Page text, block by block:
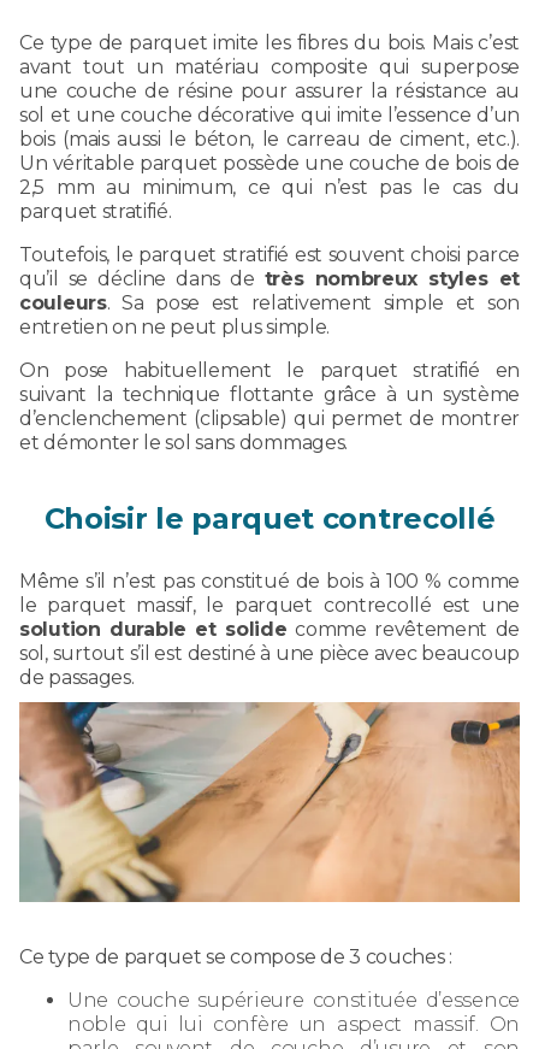
Ce type de parquet imite les fibres du bois. Mais c’est
avant tout un matériau composite qui superpose
une couche de résine pour assurer la résistance au
sol et une couche décorative qui imite l’essence d’un
bois (mais aussi le béton, le carreau de ciment, etc.).
Un véritable parquet possède une couche de bois de
2,5 mm au minimum, ce qui n’est pas le cas du
parquet stratifié.
Toutefois, le parquet stratifié est souvent choisi parce
qu’il se décline dans de très nombreux styles et
couleurs. Sa pose est relativement simple et son
entretien on ne peut plus simple.
On pose habituellement le parquet stratifié en
suivant la technique flottante grâce à un système
d’enclenchement (clipsable) qui permet de montrer
et démonter le sol sans dommages.
Choisir le parquet contrecollé
Même s’il n’est pas constitué de bois à 100 % comme
le parquet massif, le parquet contrecollé est une
solution durable et solide comme revêtement de
sol, surtout s’il est destiné à une pièce avec beaucoup
de passages.
Ce type de parquet se compose de 3 couches :
Une couche supérieure constituée d’essence
noble qui lui confère un aspect massif. On